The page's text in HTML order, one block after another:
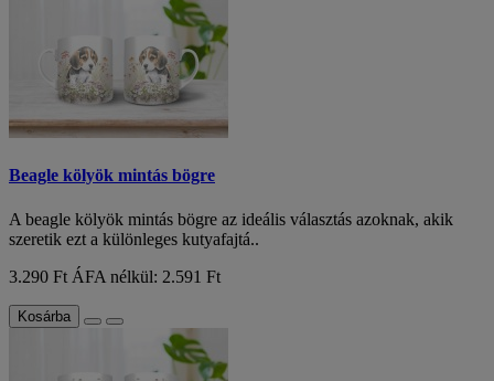
Beagle kölyök mintás bögre
A beagle kölyök mintás bögre az ideális választás azoknak, akik
szeretik ezt a különleges kutyafajtá..
3.290 Ft ÁFA nélkül: 2.591 Ft
Kosárba